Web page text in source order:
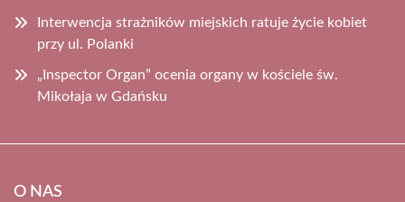
Interwencja strażników miejskich ratuje życie kobiet
przy ul. Polanki
„Inspector Organ” ocenia organy w kościele św.
Mikołaja w Gdańsku
O NAS